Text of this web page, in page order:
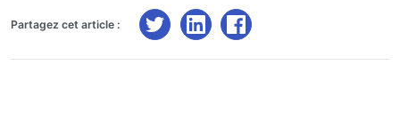
Partagez cet article :